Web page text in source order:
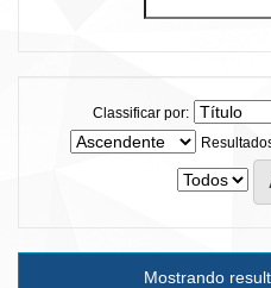
Classificar por:
Mostrando